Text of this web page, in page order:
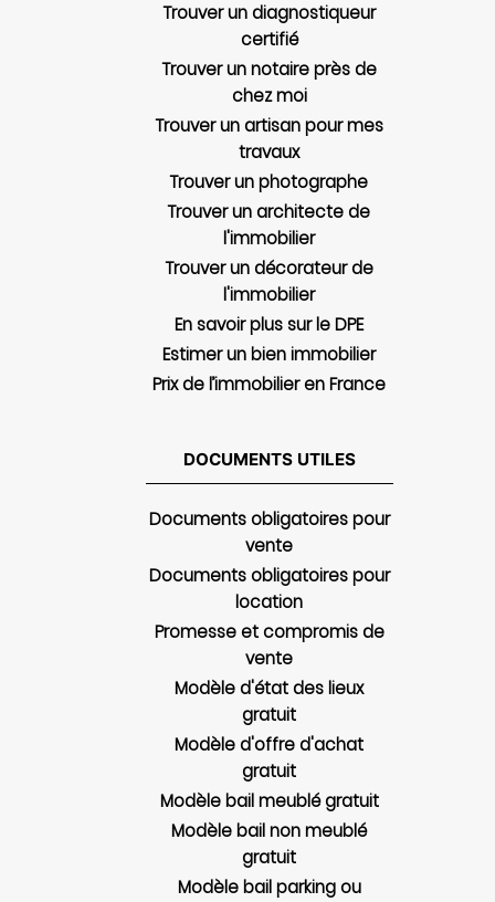
Trouver un diagnostiqueur
certifié
Trouver un notaire près de
chez moi
Trouver un artisan pour mes
travaux
Trouver un photographe
Trouver un architecte de
l'immobilier
Trouver un décorateur de
l'immobilier
En savoir plus sur le DPE
Estimer un bien immobilier
Prix de l’immobilier en France
DOCUMENTS UTILES
Documents obligatoires pour
vente
Documents obligatoires pour
location
Promesse et compromis de
vente
Modèle d'état des lieux
gratuit
Modèle d'offre d'achat
gratuit
Modèle bail meublé gratuit
Modèle bail non meublé
gratuit
Modèle bail parking ou